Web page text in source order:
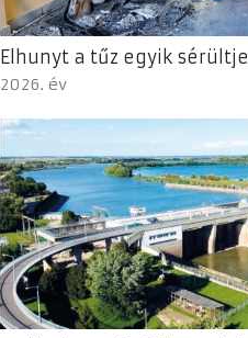
Elhunyt a tűz egyik sérültje
2026. év